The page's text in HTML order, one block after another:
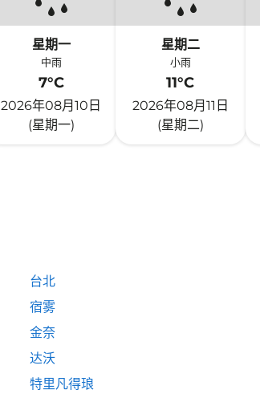
星期一
中雨
7°C
2026年08月10日
(星期一)
星期二
小雨
11°C
2026年08月11日
(星期二)
台北
宿雾
金奈
达沃
特里凡得琅